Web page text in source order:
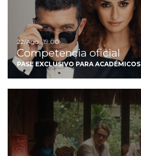
22/Ago · 19:00
Competencia oficial
PASE EXCLUSIVO PARA ACADÉMICOS